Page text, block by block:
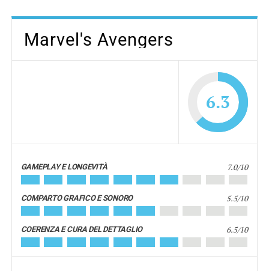
Marvel's Avengers
6.3
GAMEPLAY E LONGEVITÀ 7.0/10
COMPARTO GRAFICO E SONORO 5.5/10
COERENZA E CURA DEL DETTAGLIO 6.5/10